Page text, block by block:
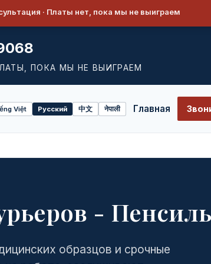
· Платы нет, пока мы не выиграем
ПОКА МЫ НЕ ВЫИГРАЕМ
Việt Русский 中文 नेपाली Главная
-
образцов и срочные